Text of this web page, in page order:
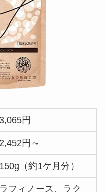
3,065円
2,452円～
150g（約1ケ月分）
ラフィノース、ラク